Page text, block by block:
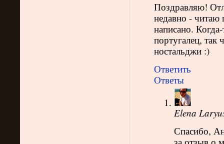
Поздравляю!
недавно - читаю
написано.
португалец, так
ностальджи :)
Ответить
Ответы
Elena
Спасибо,